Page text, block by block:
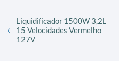
Liquidificador 1500W 3,2L
15 Velocidades Vermelho
127V